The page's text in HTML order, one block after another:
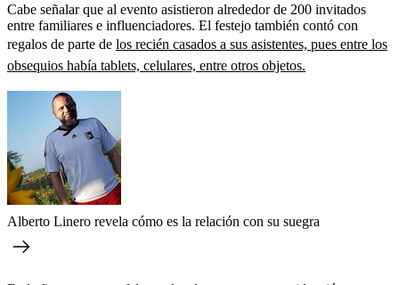
Cabe señalar que al evento asistieron alrededor de 200 invitados
entre familiares e influenciadores. El festejo también contó con
regalos de parte de los recién casados a sus asistentes, pues entre los
obsequios había tablets, celulares, entre otros objetos.
Alberto Linero revela cómo es la relación con su suegra